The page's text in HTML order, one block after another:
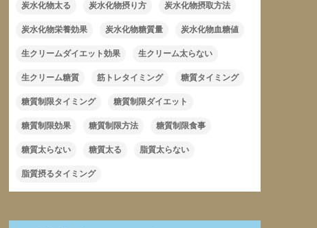
炭水化物太る 炭水化物摂り方 炭水化物摂取方法
炭水化物栄養効果 炭水化物糖質量 炭水化物血糖値
生クリームダイエット効果 生クリーム太らない
生クリーム糖質 筋トレタイミング 糖質タイミング
糖質制限タイミング 糖質制限ダイエット
糖質制限効果 糖質制限方法 糖質制限食事
糖質太らない 糖質太る 脂質太らない
脂質摂るタイミング